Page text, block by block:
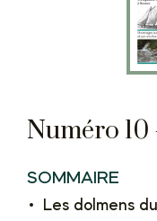
Numéro 10
SOMMAIRE
Les dolmens